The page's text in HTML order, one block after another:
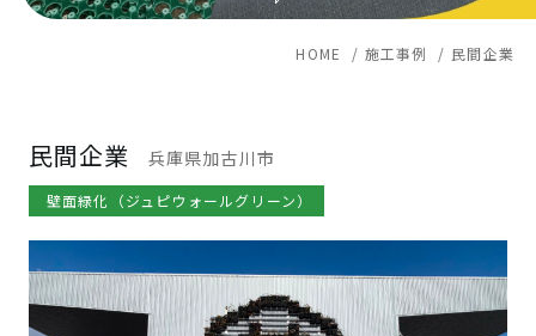
HOME / 施工事例 / 民間企業
民間企業 兵庫県加古川市
壁面緑化（ジュピウォールグリーン）